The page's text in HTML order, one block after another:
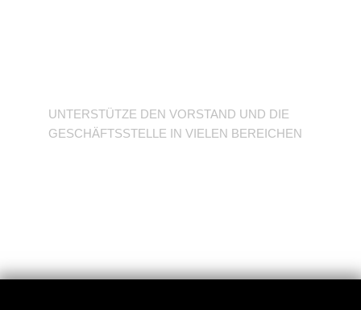
UNTERSTÜTZE DEN VORSTAND UND DIE
GESCHÄFTSSTELLE IN VIELEN BEREICHEN